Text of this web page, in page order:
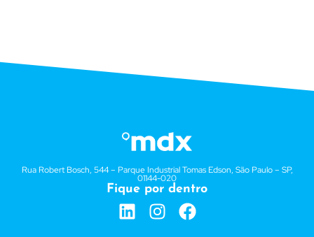
Rua Robert Bosch, 544 – Parque Industrial Tomas Edson, São Paulo – SP,
01144-020
Fique por dentro